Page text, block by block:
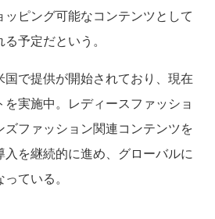
ピング可能なコンテンツとして
予定だという。
で提供が開始されており、現在
実施中。レディースファッショ
ズファッション関連コンテンツを
を継続的に進め、グローバルに
ている。